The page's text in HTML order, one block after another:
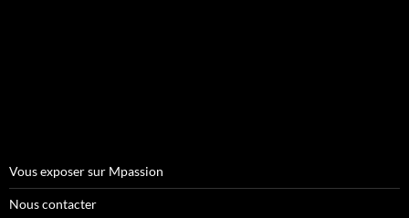
Vous exposer sur Mpassion
Nous contacter